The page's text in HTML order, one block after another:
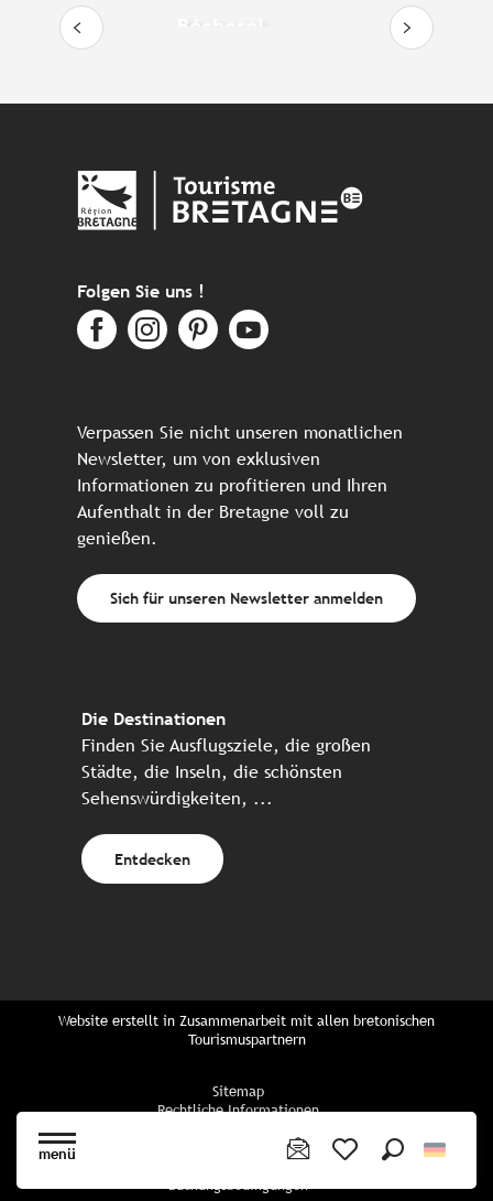
menü
Folgen Sie uns !
Verpassen Sie nicht unseren monatlichen
Newsletter, um von exklusiven
Informationen zu profitieren und Ihren
Aufenthalt in der Bretagne voll zu
genießen.
Sich für unseren Newsletter anmelden
Die Destinationen
Finden Sie Ausflugsziele, die großen
Städte, die Inseln, die schönsten
Sehenswürdigkeiten, ...
Entdecken
Website erstellt in Zusammenarbeit mit allen bretonischen
Tourismuspartnern
Sitemap
Rechtliche Informationen
Cookie-Richtlinie
Buchungsbedingungen